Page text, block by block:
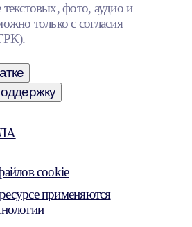
фото, аудио и
только с согласия
cookie
применяются